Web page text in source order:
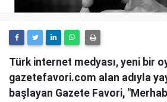
Türk internet medyası, yeni bir
gazetefavori.com alan adıyla
başlayan Gazete Favori,